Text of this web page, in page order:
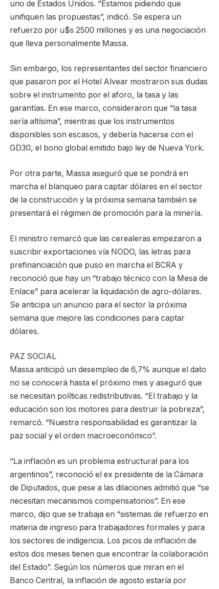
uno de Estados Unidos. “Estamos pidiendo que
unifiquen las propuestas”, indicó. Se espera un
refuerzo por u$s 2500 millones y es una negociación
que lleva personalmente Massa.
Sin embargo, los representantes del sector financiero
que pasaron por el Hotel Alvear mostraron sus dudas
sobre el instrumento por el aforo, la tasa y las
garantías. En ese marco, consideraron que “la tasa
sería altísima”, mientras que los instrumentos
disponibles son escasos, y debería hacerse con el
GD30, el bono global emitido bajo ley de Nueva York.
Por otra parte, Massa aseguró que se pondrá en
marcha el blanqueo para captar dólares en el sector
de la construcción y la próxima semana también se
presentará el régimen de promoción para la minería.
El ministro remarcó que las cerealeras empezaron a
suscribir exportaciones vía NODO, las letras para
prefinanciación que puso en marcha el BCRA y
reconoció que hay un “trabajo técnico con la Mesa de
Enlace” para acelerar la liquidación de agro-dólares.
Se anticipa un anuncio para el sector la próxima
semana que mejore las condiciones para captar
dólares.
PAZ SOCIAL
Massa anticipó un desempleo de 6,7% aunque el dato
no se conocerá hasta el próximo mes y aseguró que
se necesitan políticas redistributivas. “El trabajo y la
educación son los motores para destruir la pobreza”,
remarcó. “Nuestra responsabilidad es garantizar la
paz social y el orden macroeconómico”.
“La inflación es un problema estructural para los
argentinos”, reconoció el ex presidente de la Cámara
de Diputados, que pese a las dilaciones admitió que “se
necesitan mecanismos compensatorios”. En ese
marco, dijo que se trabaja en “sistemas de refuerzo en
materia de ingreso para trabajadores formales y para
los sectores de indigencia. Los picos de inflación de
estos dos meses tienen que encontrar la colaboración
del Estado”. Según los números que miran en el
Banco Central, la inflación de agosto estaría por